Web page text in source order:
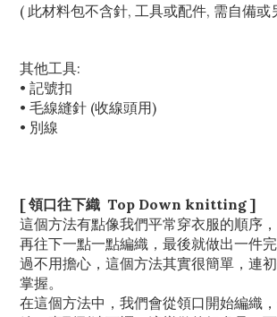
( 此材料包不含針, 工具或配件, 需自備或
其他工具:
• 記號扣
• 毛線縫針 (收線頭用)
• 別線
[ 領口往下織 Top Down knitting ]
這個方法有點像我們平常穿衣服的順序
再往下一點一點編織，最後就做出一件
過不用擔心，這個方法其實很簡單，連
掌握。
在這個方法中，我們會從領口開始編織